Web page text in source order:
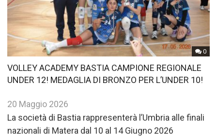
0
VOLLEY ACADEMY BASTIA CAMPIONE REGIONALE
UNDER 12! MEDAGLIA DI BRONZO PER L’UNDER 10!
20 Maggio 2026
La società di Bastia rappresenterà l’Umbria alle finali
nazionali di Matera dal 10 al 14 Giugno 2026